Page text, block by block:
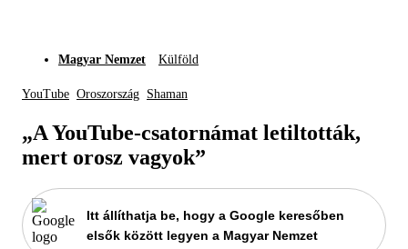
Magyar Nemzet Külföld
YouTube Oroszország Shaman
„A YouTube-csatornámat letiltották,
mert orosz vagyok”
Itt állíthatja be, hogy a Google keresőben
elsők között legyen a Magyar Nemzet